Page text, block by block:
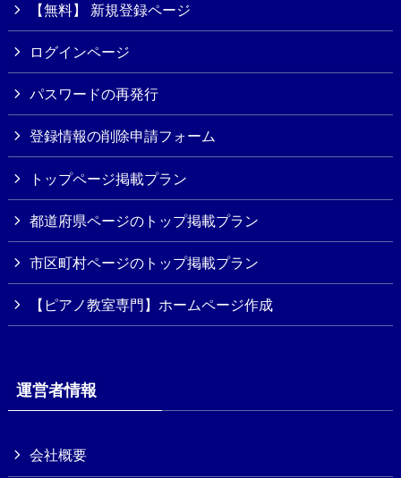
【無料】 新規登録ページ
ログインページ
パスワードの再発行
登録情報の削除申請フォーム
トップページ掲載プラン
都道府県ページのトップ掲載プラン
市区町村ページのトップ掲載プラン
【ピアノ教室専門】ホームページ作成
運営者情報
会社概要